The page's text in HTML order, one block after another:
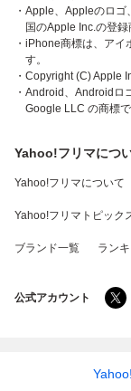
・Apple、Appleのロ
国のApple Inc.の登録
・iPhone商標は、ア
す。
・Copyright (C) Apple
・Android、Androidロ
Google LLC の商標で
Yahoo!フリマにつ
Yahoo!フリマについて
Yahoo!フリマトピック
ブランド一覧 ラン
公式アカウント